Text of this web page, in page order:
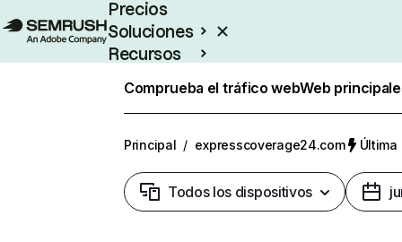
Precios
Soluciones
Recursos
Comprueba el tráfico webWeb
Principal / expresscoverage24.com
Todos los dispositivos